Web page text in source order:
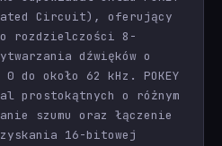
Circuit), oferujący
rozdzielczości 8-
dźwięków o
do około 62 kHz. POKEY
prostokątnych o różnym
szumu oraz łączenie
16-bitowej